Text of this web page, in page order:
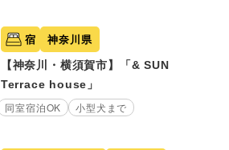
宿 神奈川県
【神奈川・横須賀市】「& SUN
Terrace house」
同室宿泊OK 小型犬まで